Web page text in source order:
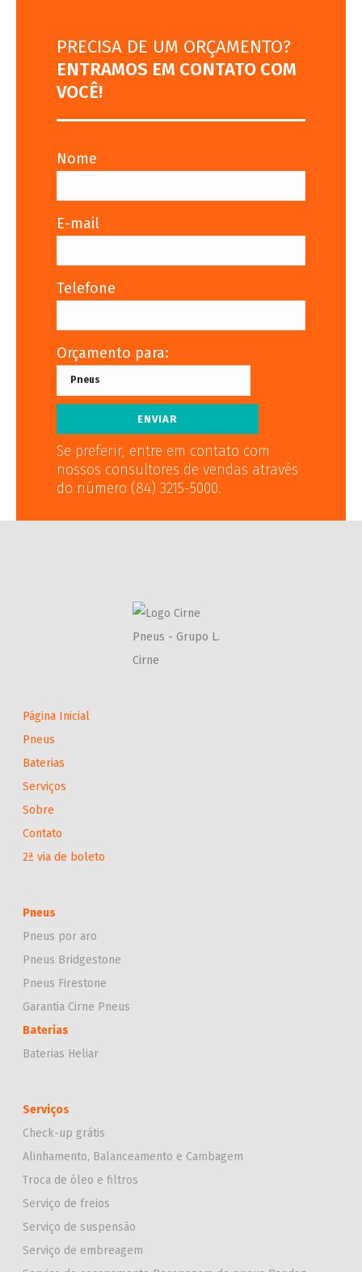
PRECISA DE UM ORÇAMENTO?
ENTRAMOS EM CONTATO COM
VOCÊ!
Nome
E-mail
Telefone
Orçamento para:
Se preferir, entre em contato com
nossos consultores de vendas através
do número (84) 3215-5000.
Página Inicial
Pneus
Baterias
Serviços
Sobre
Contato
2ª via de boleto
Pneus
Pneus por aro
Pneus Bridgestone
Pneus Firestone
Garantia Cirne Pneus
Baterias
Baterias Heliar
Serviços
Check-up grátis
Alinhamento, Balanceamento e Cambagem
Troca de óleo e filtros
Serviço de freios
Serviço de suspensão
Serviço de embreagem